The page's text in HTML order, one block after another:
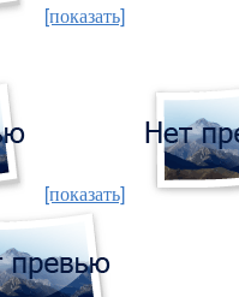
[показать]
[показать]